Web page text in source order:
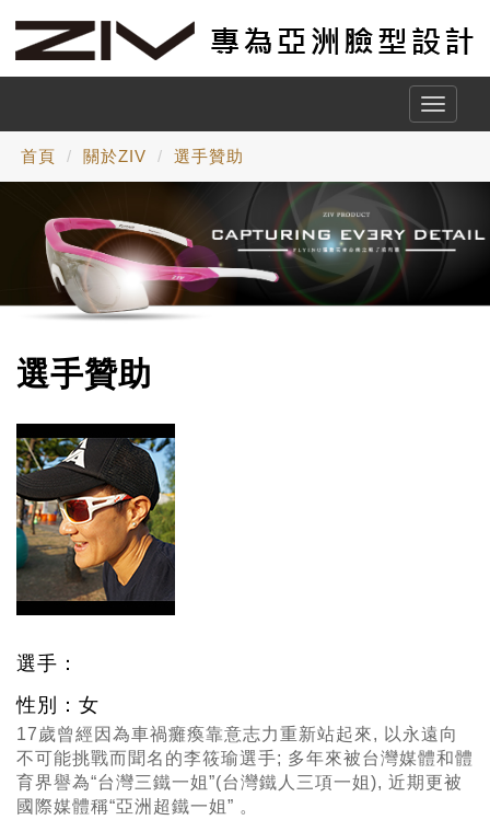
Toggle
首頁 關於ZIV 選手贊助
選手贊助
選手：
性別：女
17歲曾經因為車禍癱瘓靠意志力重新站起來, 以永遠向
不可能挑戰而聞名的李筱瑜選手; 多年來被台灣媒體和體
育界譽為“台灣三鐵一姐”(台灣鐵人三項一姐), 近期更被
國際媒體稱“亞洲超鐵一姐” 。